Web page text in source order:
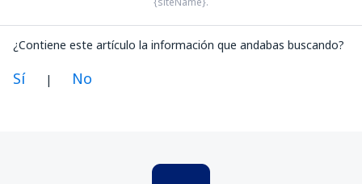
¿Contiene este artículo la información que andabas buscando?
Sí | No
Contiene información incorrecta